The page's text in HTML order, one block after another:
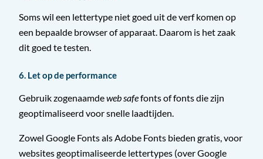
Soms wil een lettertype niet goed uit de verf komen op
een bepaalde browser of apparaat. Daarom is het zaak
dit goed te testen.
6. Let op de performance
Gebruik zogenaamdeweb safefonts of fonts die zijn
geoptimaliseerd voor snelle laadtijden.
Zowel Google Fonts als Adobe Fonts bieden gratis, voor
websites geoptimaliseerde lettertypes (over Google